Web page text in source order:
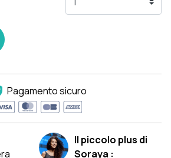
Pagamento sicuro
Il piccolo plus di
Soraya :